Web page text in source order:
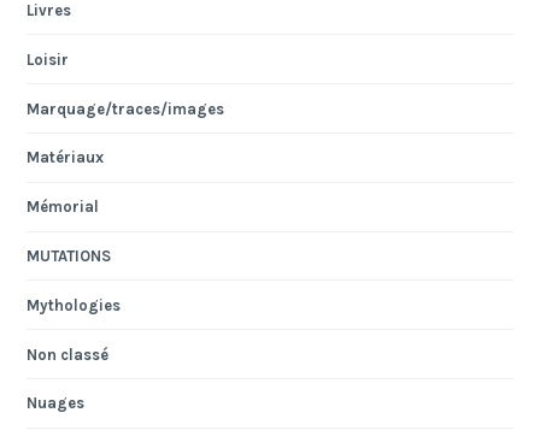
Livres
Loisir
Marquage/traces/images
Matériaux
Mémorial
MUTATIONS
Mythologies
Non classé
Nuages